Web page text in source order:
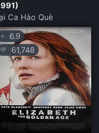
Ca Hào Què
⭐ 6.9
💛 61,748